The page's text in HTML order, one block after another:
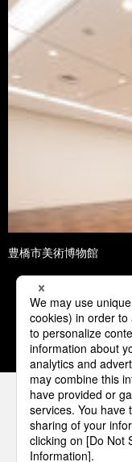
豊橋市美術博物館
1
パナソニッ